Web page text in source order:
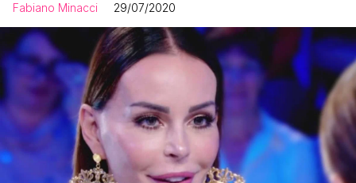
Fabiano Minacci 29/07/2020